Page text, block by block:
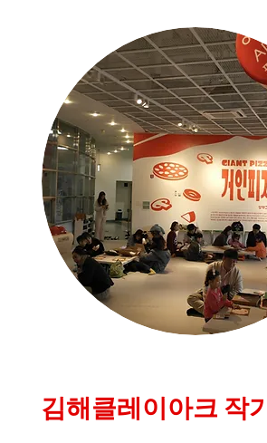
김해클레이아크 작